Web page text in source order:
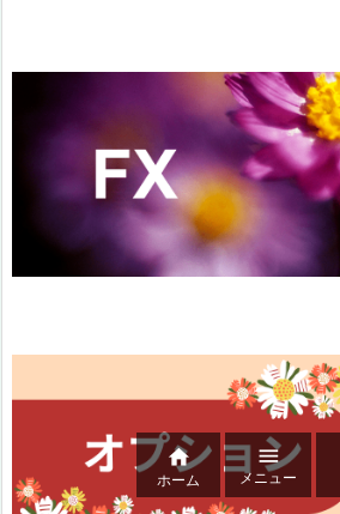

ホーム

メニュー